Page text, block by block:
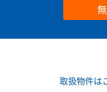
取扱物件は